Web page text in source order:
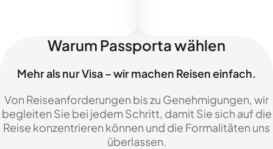
Warum Passporta wählen
Mehr als nur Visa – wir machen Reisen einfach.
Von Reiseanforderungen bis zu Genehmigungen, wir
begleiten Sie bei jedem Schritt, damit Sie sich auf die
Reise konzentrieren können und die Formalitäten uns
überlassen.